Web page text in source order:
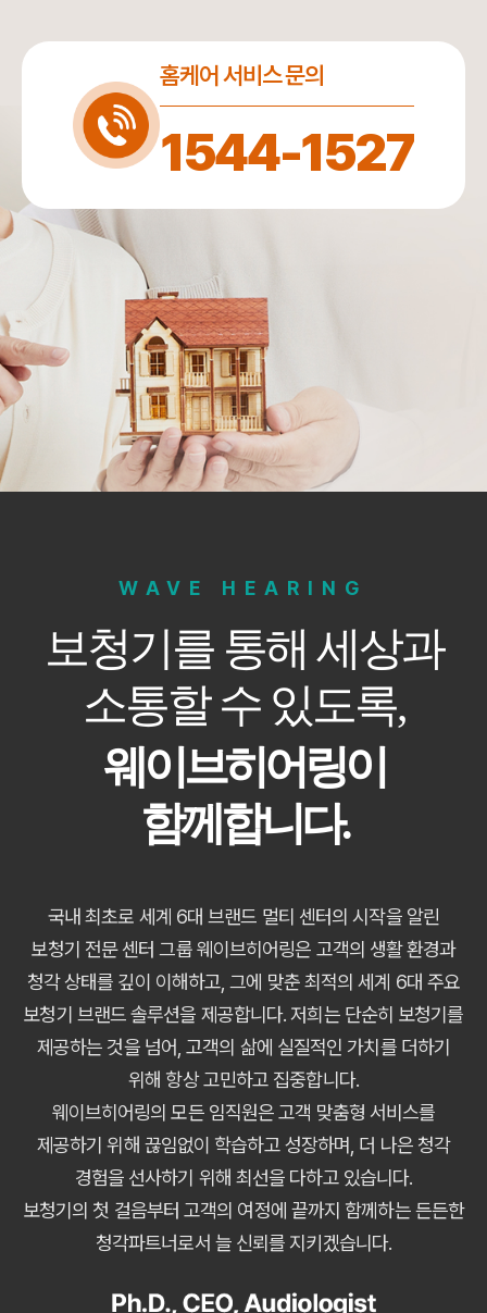
홈케어 서비스 문의
1544-1527
WAVE HEARING
보청기를 통해 세상과
소통할 수 있도록,
웨이브히어링이
함께합니다.
국내 최초로 세계 6대 브랜드 멀티 센터의 시작을 알린
보청기 전문 센터 그룹 웨이브히어링은 고객의 생활 환경과
청각 상태를 깊이 이해하고, 그에 맞춘 최적의 세계 6대 주요
보청기 브랜드 솔루션을 제공합니다. 저희는 단순히 보청기를
제공하는 것을 넘어, 고객의 삶에 실질적인 가치를 더하기
위해 항상 고민하고 집중합니다.
웨이브히어링의 모든 임직원은 고객 맞춤형 서비스를
제공하기 위해 끊임없이 학습하고 성장하며, 더 나은 청각
경험을 선사하기 위해 최선을 다하고 있습니다.
보청기의 첫 걸음부터 고객의 여정에 끝까지 함께하는 든든한
청각파트너로서 늘 신뢰를 지키겠습니다.